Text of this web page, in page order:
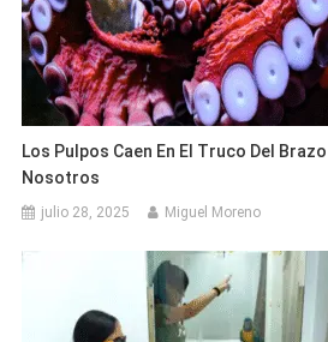
Los Pulpos Caen En El Truco Del
Nosotros
julio 28, 2025 Miguel Moreno